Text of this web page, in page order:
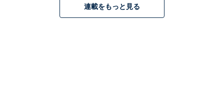
連載をもっと見る